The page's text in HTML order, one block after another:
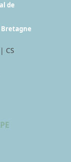
de
CS